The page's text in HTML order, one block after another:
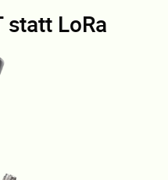
statt LoRa